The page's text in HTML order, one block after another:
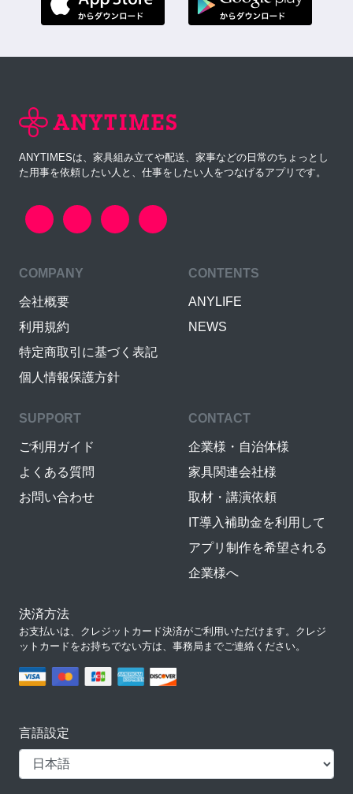
ANYTIMESは、家具組み立てや配送、家事などの日常のちょっとし
た用事を依頼したい人と、仕事をしたい人をつなげるアプリです。
COMPANY
会社概要
利用規約
特定商取引に基づく表記
個人情報保護方針
CONTENTS
ANYLIFE
NEWS
SUPPORT
ご利用ガイド
よくある質問
お問い合わせ
CONTACT
企業様・自治体様
家具関連会社様
取材・講演依頼
IT導入補助金を利用して
アプリ制作を希望される
企業様へ
決済方法
お支払いは、クレジットカード決済がご利用いただけます。クレジ
ットカードをお持ちでない方は、事務局までご連絡ください。
言語設定